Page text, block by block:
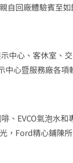
自回廠體驗賓至如
中心、客休室、
心暨服務廠各項
、EVCO氣泡水
，Ford精心鋪陳